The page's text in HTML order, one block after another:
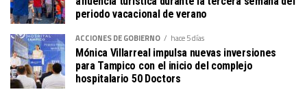
periodo vacacional de verano
ACCIONES DE GOBIERNO hace 5 días
Mónica Villarreal impulsa nuevas inversiones
para Tampico con el inicio del complejo
hospitalario 50 Doctors